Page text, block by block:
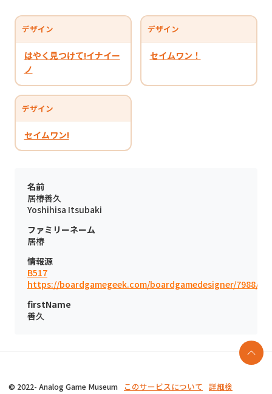
デザイン
はやく見つけて!イナイー
ノ
デザイン
セイムワン！
デザイン
セイムワン!
名前
居椿善久
Yoshihisa Itsubaki
ファミリーネーム
居椿
情報源
B517
https://boardgamegeek.com/boardgamedesigner/7988/
firstName
善久
© 2022- Analog Game Museum このサービスについて 詳細検